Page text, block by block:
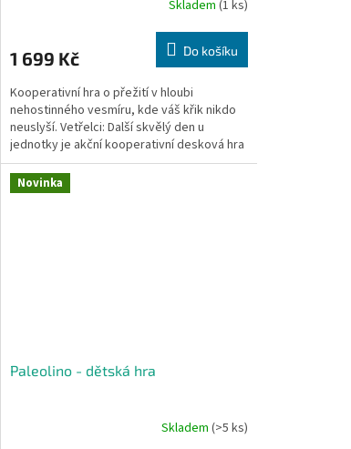
Skladem (1 ks)
1 699 Kč Do košíku
Kooperativní hra o přežití v hloubi
nehostinného vesmíru, kde váš křik nikdo
neuslyší. Vetřelci: Další skvělý den u
jednotky je akční kooperativní desková hra
na motivy...
Novinka
Paleolino - dětská hra
Skladem (>5 ks)